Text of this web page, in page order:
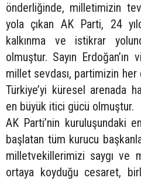
önderliğinde, milletimizin
yola çıkan AK Parti, 24
kalkınma ve istikrar
olmuştur. Sayın
millet sevdası, partimizin
Türkiye’yi küresel arenada
en büyük itici gücü olmuştur.
AK Parti’nin kuruluşundaki
başlatan tüm kurucu
milletvekillerimizi saygı ve
ortaya koyduğu cesaret,